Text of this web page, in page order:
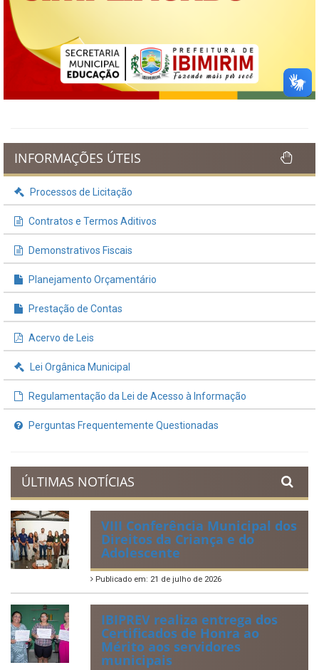
INFORMAÇÕES ÚTEIS
Processos de Licitação
Contratos e Termos Aditivos
Demonstrativos Fiscais
Planejamento Orçamentário
Prestação de Contas
Acervo de Leis
Lei Orgânica Municipal
Regulamentação da Lei de Acesso à Informação
Perguntas Frequentemente Questionadas
ÚLTIMAS NOTÍCIAS
VIII Conferência Municipal dos
Direitos da Criança e do
Adolescente
Publicado em: 21 de julho de 2026
IBIPREV realiza entrega dos
Certificados de Honra ao
Mérito aos servidores
municipais